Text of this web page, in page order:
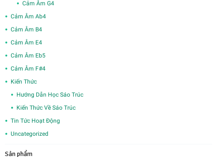
Cảm Âm G4
Cảm Âm Ab4
Cảm Âm B4
Cảm Âm E4
Cảm Âm Eb5
Cảm Âm F#4
Kiến Thức
Hướng Dẫn Học Sáo Trúc
Kiến Thức Về Sáo Trúc
Tin Tức Hoạt Động
Uncategorized
Sản phẩm